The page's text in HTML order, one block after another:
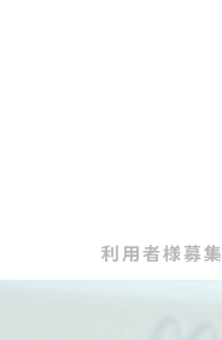
利用者様募集